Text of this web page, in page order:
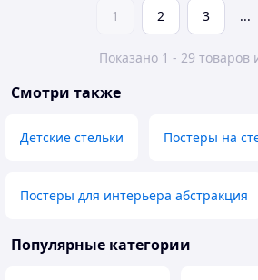
1 2 3 ...
Показано 1 - 29 товаров
Смотри также
Детские стельки Постеры на
Постеры для интерьера абстракция
Популярные категории